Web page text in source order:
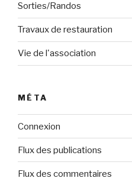
Sorties/Randos
Travaux de restauration
Vie de l'association
MÉTA
Connexion
Flux des publications
Flux des commentaires